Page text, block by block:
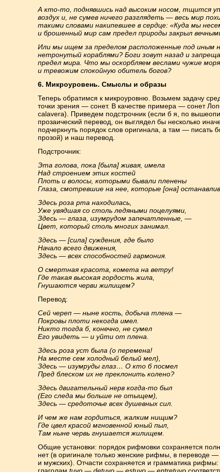
А кто-то, поднявшись над высоким носом, тщится
воздух и, не сумев ничего разглядеть — весь мир
такими словами накипевшее в сердце: «Куда мы
и брошенный мир сам предел природы закрыл
Или мы ищем за пределом расположенные под иным
нетронутый кораблями? Боги зовут назад и
предел мира. Что мы оскорбляем веслами чужие
и тревожим спокойную обитель богов?
6. Микроуровень. Смыслы и образы
Теперь обратимся к микроуровню. Возьмем задачу
точки зрения — сонет. В качестве примера — сонет
calavera). Приведем подстрочник (если б я, по
прозаический перевод, он выглядел бы несколько
подчеркнуть порядок слов оригинала, а там — писать
прозой) и наш перевод.
Подстрочник:
Эта голова, пока [была] живая, имела
Над строением этих костей
Плоть и волосы, которыми бывали пленены
Глаза, смотревшие на нее, которые [она]
Здесь роза рта находилась,
Уже увядшая со столь ледяными поцелуями,
Здесь — глаза, изумрудом запечатленные, —
Цвет, который столь многих занимал.
Здесь — [сила] суждения, где было
Начало всего движения,
Здесь — всех способностей гармония.
О смертная красота, комета на ветру!
Где такая высокая гордость жила,
Гнушаются черви жилищем?
Перевод:
Сей череп — ныне кость, добыча тлена —
Покровы плоти некогда имел.
Никто тогда б, конечно, не сумел
Его увидеть — и уйти от плена.
Здесь роза уст была (о перемена!
На месте сем холодный белый мел),
Здесь — изумруды глаз… О кто б посмел
Пред блеском их не преклонить колено?
Здесь двигательный нерв когда-то был
(Его следа мы больше не отыщем),
Здесь — средоточье всех душевных сил.
И чем же нам гордиться, жалким нищим?
Где цвел красой мгновенной юный пыл,
Там ныне червь гнушается жилищем.
Общие установки: порядок рифмовки сохраняется
нет (в оригинале только женские рифмы, в переводе
и мужских). Отчасти сохраняется и грамматика рифмы: